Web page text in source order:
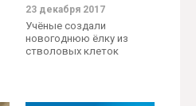
23 декабря 2017
Учёные создали
новогоднюю ёлку из
стволовых клеток